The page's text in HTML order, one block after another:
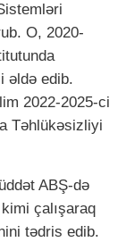
O, 2020-
əldə edib.
2022-2025-ci
Təhlükəsizliyi
ABŞ-də
çalışaraq
tədris edib.